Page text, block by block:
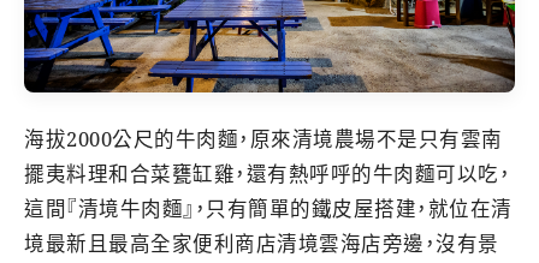
海拔2000公尺的牛肉麵，原來清境農場不是只有雲南
擺夷料理和合菜甕缸雞，還有熱呼呼的牛肉麵可以吃，
這間『清境牛肉麵』，只有簡單的鐵皮屋搭建，就位在清
境最新且最高全家便利商店清境雲海店旁邊，沒有景